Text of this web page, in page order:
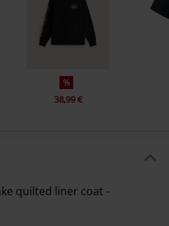
%
38,99 €
quilted liner coat -